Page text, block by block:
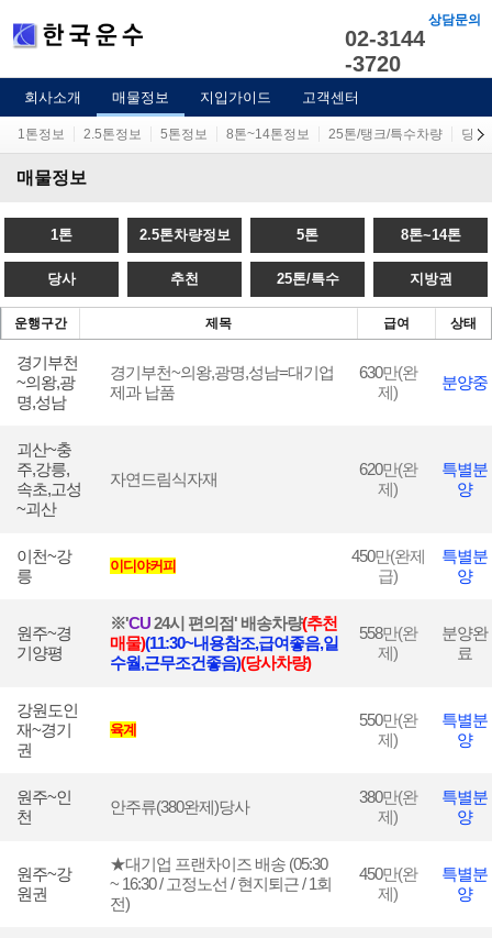
상담문의
02-3144
-3720
회사소개 매물정보 지입가이드 고객센터
1톤정보 2.5톤정보 5톤정보 8톤~14톤정보 25톤/탱크/특수차량 당사
매물정보
1톤 2.5톤차량정보 5톤 8톤~14톤
당사 추천 25톤/특수 지방권
운행구간 제목 급여 상태
경기부천
~의왕,광
명,성남
경기부천~의왕,광명,성남=대기업
제과 납품
630만(완
제)
분양중
괴산~충
주,강릉,
속초,고성
~괴산
자연드림식자재
620만(완
제)
특별분
양
이천~강
릉
이디야커피
450만(완제
급)
특별분
양
원주~경
기양평
※'CU24시 편의점' 배송차량(추천
매물)(11:30~내용참조,급여좋음,일
수월,근무조건좋음)(당사차량)
558만(완
제)
분양완
료
강원도인
재~경기
권
육계
550만(완
제)
특별분
양
원주~인
천
안주류(380완제)당사
380만(완
제)
특별분
양
원주~강
원권
★대기업 프랜차이즈 배송 (05:30
~ 16:30 / 고정노선 / 현지퇴근 / 1회
전)
450만(완
제)
특별분
양